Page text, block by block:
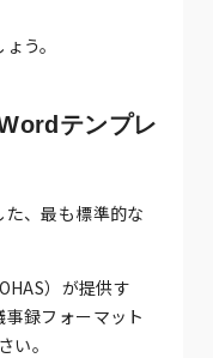
う。
テンプレ
、最も標準的な
）が提供す
録フォーマット
い。